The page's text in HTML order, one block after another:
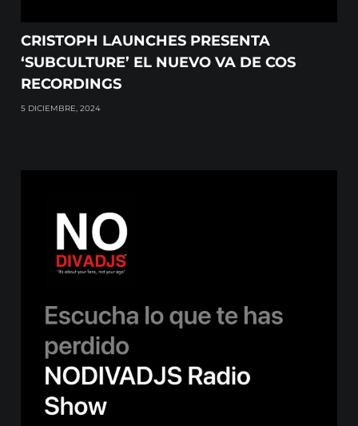
CRISTOPH LAUNCHES PRESENTA
‘SUBCULTURE’ EL NUEVO VA DE COS
RECORDINGS
5 DICIEMBRE, 2024